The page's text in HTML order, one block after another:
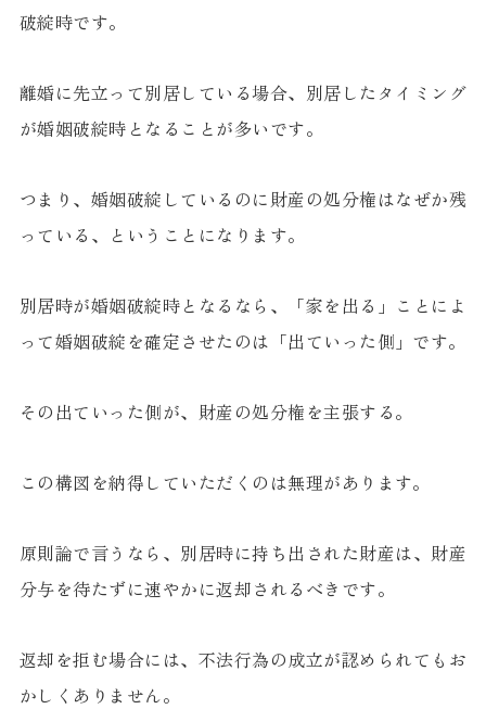
破綻時です。
離婚に先立って別居している場合、別居したタイミング
が婚姻破綻時となることが多いです。
つまり、婚姻破綻しているのに財産の処分権はなぜか残
っている、ということになります。
別居時が婚姻破綻時となるなら、「家を出る」ことによ
って婚姻破綻を確定させたのは「出ていった側」です。
その出ていった側が、財産の処分権を主張する。
この構図を納得していただくのは無理があります。
原則論で言うなら、別居時に持ち出された財産は、財産
分与を待たずに速やかに返却されるべきです。
返却を拒む場合には、不法行為の成立が認められてもお
かしくありません。